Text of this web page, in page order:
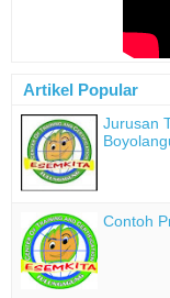
Artikel Popular
Jurusan
Contoh